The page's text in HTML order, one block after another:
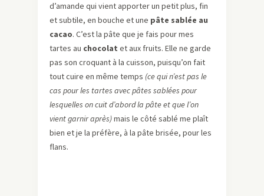
d’amande qui vient apporter un petit plus, fin
et subtile, en bouche et une pâte sablée au
cacao. C’est la pâte que je fais pour mes
tartes au chocolat et aux fruits. Elle ne garde
pas son croquant à la cuisson, puisqu’on fait
tout cuire en même temps (ce qui n’est pas le
cas pour les tartes avec pâtes sablées pour
lesquelles on cuit d’abord la pâte et que l’on
vient garnir après)mais le côté sablé me plaît
bien et je la préfère, à la pâte brisée, pour les
flans.